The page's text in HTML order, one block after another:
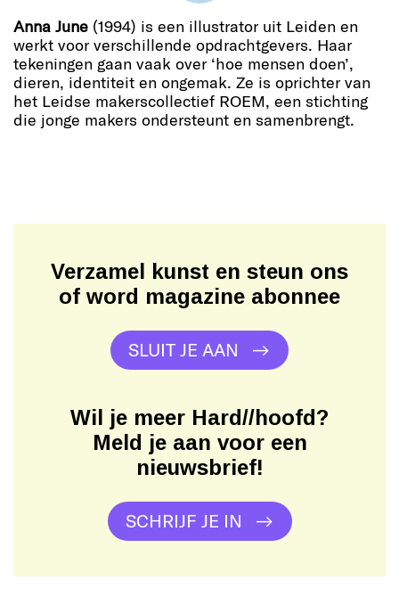
Anna June (1994) is een illustrator uit Leiden en
werkt voor verschillende opdrachtgevers. Haar
tekeningen gaan vaak over ‘hoe mensen doen’,
dieren, identiteit en ongemak. Ze is oprichter van
het Leidse makerscollectief ROEM, een stichting
die jonge makers ondersteunt en samenbrengt.
Verzamel kunst en steun ons
of word magazine abonnee
SLUIT JE AAN
Wil je meer Hard//hoofd?
Meld je aan voor een
nieuwsbrief!
SCHRIJF JE IN